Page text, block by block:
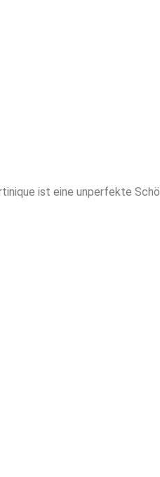
ist eine unperfekte